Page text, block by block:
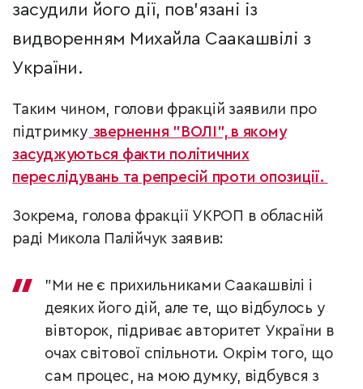
засудили його дії, пов’язані із
видворенням Михайла Саакашвілі з
України.
Таким чином, голови фракцій заявили про
підтримку звернення "ВОЛІ", в якому
засуджуються факти політичних
переслідувань та репресій проти опозиції.
Зокрема, голова фракції УКРОП в обласній
раді Микола Палійчук заявив:
"Ми не є прихильниками Саакашвілі і
деяких його дій, але те, що відбулось у
вівторок, підриває авторитет України в
очах світової спільноти. Окрім того, що
сам процес, на мою думку, відбувся з